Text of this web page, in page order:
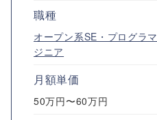
職種
オープン系SE・プログラマ
ジニア
月額単価
50万円〜60万円